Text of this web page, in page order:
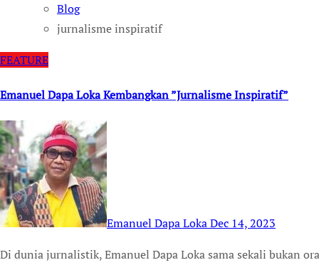
Blog
jurnalisme inspiratif
FEATURE
Emanuel Dapa Loka Kembangkan ”Jurnalisme Inspiratif”
Emanuel Dapa LokaDec 14, 2023
Di dunia jurnalistik, Emanuel Dapa Loka sama sekali bukan orang baru. Bahkan sejak masih menjadi mahasiswa di